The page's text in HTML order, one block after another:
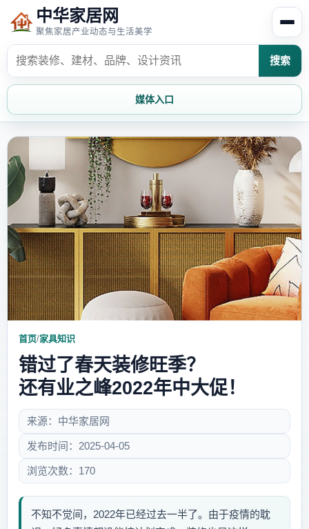
中华家居网
聚焦家居产业动态与生活美学
搜索
媒体入口
家居资讯
家居风水
时尚饰家 装修设计
家具知识 家居文化
家装攻略 创意家居
首页/家具知识
错过了春天装修旺季？
还有业之峰2022年中大促！
来源：中华家居网
发布时间：2025-04-05
浏览次数：170
不知不觉间，2022年已经过去一半了。由于疫情的耽